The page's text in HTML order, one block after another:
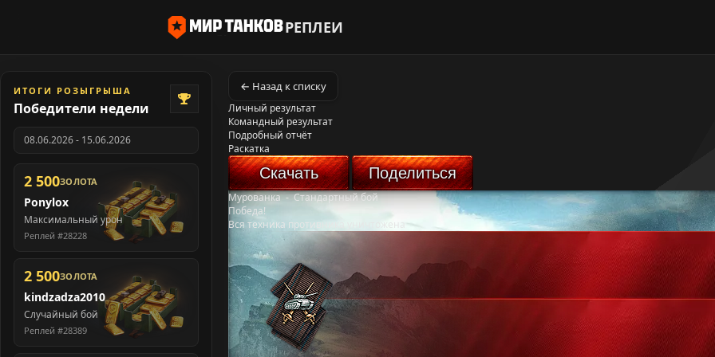
РЕПЛЕИ
ИТОГИ РОЗЫГРЫША
Победители недели
08.06.2026 - 15.06.2026
2 500ЗОЛОТА
Ponylox
Максимальный урон
Реплей #28228
2 500ЗОЛОТА
kindzadza2010
Случайный бой
Реплей #28389
← Назад к списку
Личный результат
Командный результат
Подробный отчёт
Раскатка
Скачать Поделиться
Мурованка-Стандартный бой
Победа!
Вся техника противника уничтожена